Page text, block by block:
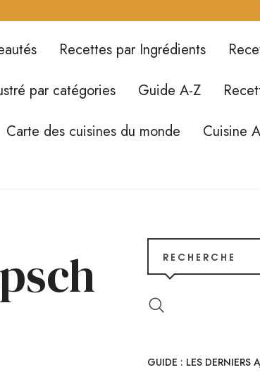
Recettes par Ingrédients
par catégories Guide A-Z
Carte des cuisines du monde Cuisine
RECHERCHE
GUIDE : LES DERNIERS